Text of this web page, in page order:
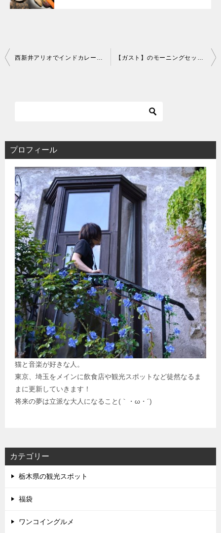
投
稿
ン
西新井アリオでインドカレー【ターリー屋】ナンお代わり自由！！ 【ガスト】のモーニングセット、メニュー一覧！何時まで？
プロフィール
猫と音楽が好きな人。
東京、埼玉をメインに飲食店や観光スポットなど徒然なるま
まに更新していきます！
将来の夢は立派な大人になること(｀・ω・´)
カテゴリー
栃木県の観光スポット
福袋
ワンコイングルメ